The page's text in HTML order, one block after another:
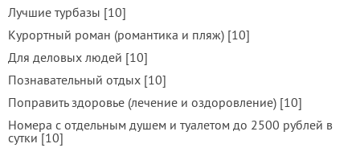
Лучшие турбазы [10]
Курортный роман (романтика и пляж) [10]
Для деловых людей [10]
Познавательный отдых [10]
Поправить здоровье (лечение и оздоровление) [10]
Номера с отдельным душем и туалетом до 2500 рублей в
сутки [10]